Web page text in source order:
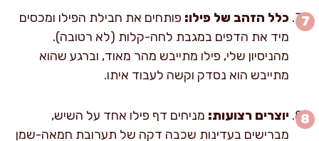
כלל הזהב של פילו: פותחים את חבילת הפילו ומכסים
מיד את הדפים במגבת לחה-קלות (לא רטובה).
מהניסיון שלי, פילו מתייבש מהר מאוד, וברגע שהוא
מתייבש הוא נסדק וקשה לעבוד איתו.
יוצרים רצועות: מניחים דף פילו אחד על השיש,
מברישים בעדינות שכבה דקה של תערובת חמאה-שמן